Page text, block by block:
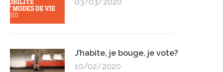
J’habite, je bouge, je vote?
10/02/2020